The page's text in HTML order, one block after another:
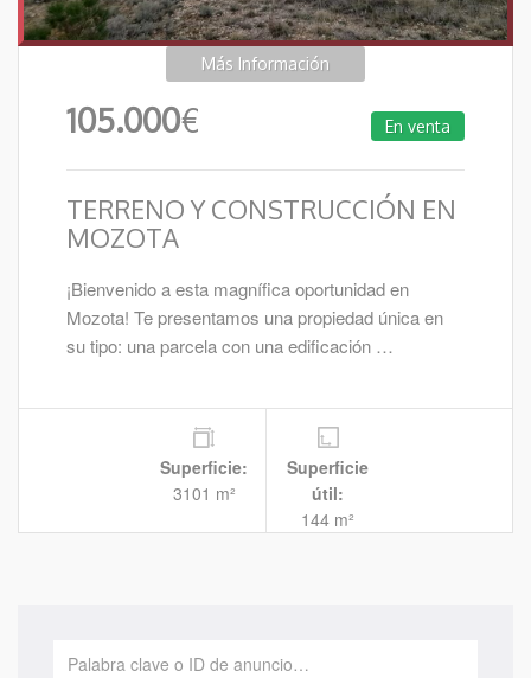
Más Información
105.000€ En venta
TERRENO Y CONSTRUCCIÓN EN
MOZOTA
¡Bienvenido a esta magnífica oportunidad en
Mozota! Te presentamos una propiedad única en
su tipo: una parcela con una edificación …
Superficie:
3101 m²
Superficie
útil:
144 m²